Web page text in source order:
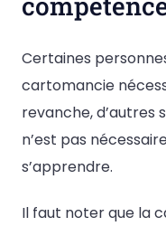
Certaines
cartomancie
revanche, d’autres
n’est pas
s’apprendre.
Il faut noter que la